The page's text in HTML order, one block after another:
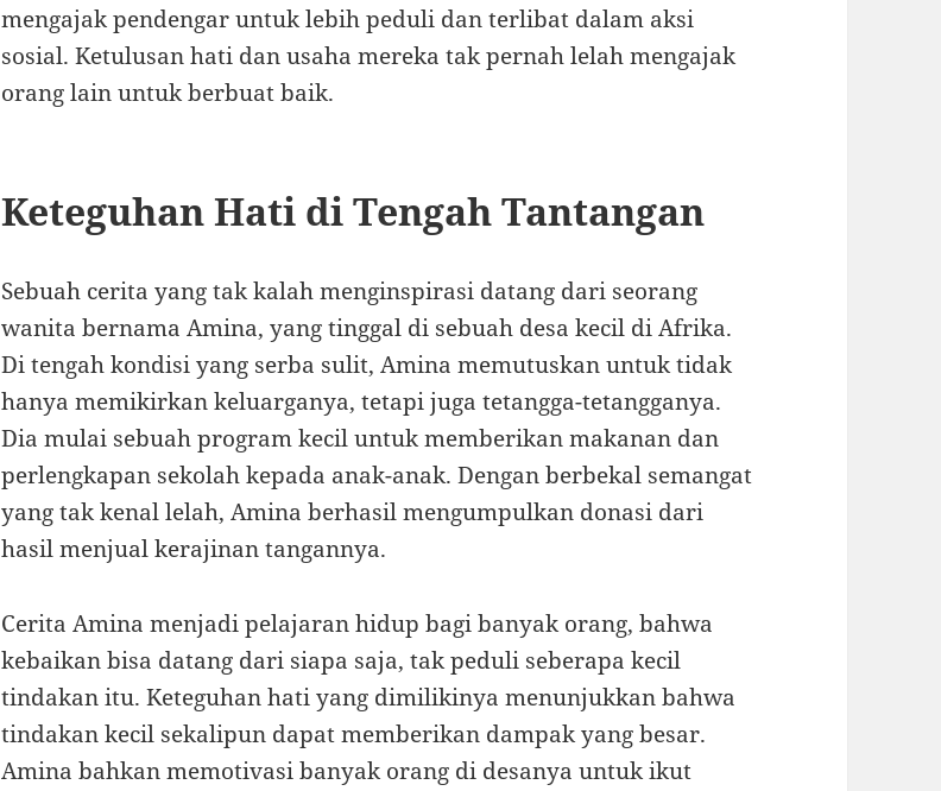
mengajak pendengar untuk lebih peduli dan terlibat dalam aksi
sosial. Ketulusan hati dan usaha mereka tak pernah lelah mengajak
orang lain untuk berbuat baik.
Keteguhan Hati di Tengah Tantangan
Sebuah cerita yang tak kalah menginspirasi datang dari seorang
wanita bernama Amina, yang tinggal di sebuah desa kecil di Afrika.
Di tengah kondisi yang serba sulit, Amina memutuskan untuk tidak
hanya memikirkan keluarganya, tetapi juga tetangga-tetangganya.
Dia mulai sebuah program kecil untuk memberikan makanan dan
perlengkapan sekolah kepada anak-anak. Dengan berbekal semangat
yang tak kenal lelah, Amina berhasil mengumpulkan donasi dari
hasil menjual kerajinan tangannya.
Cerita Amina menjadi pelajaran hidup bagi banyak orang, bahwa
kebaikan bisa datang dari siapa saja, tak peduli seberapa kecil
tindakan itu. Keteguhan hati yang dimilikinya menunjukkan bahwa
tindakan kecil sekalipun dapat memberikan dampak yang besar.
Amina bahkan memotivasi banyak orang di desanya untuk ikut